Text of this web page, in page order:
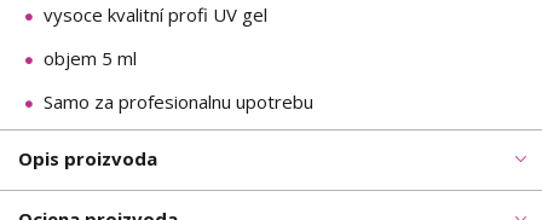
vysoce kvalitní profi UV gel
objem 5 ml
Samo za profesionalnu upotrebu
Opis proizvoda